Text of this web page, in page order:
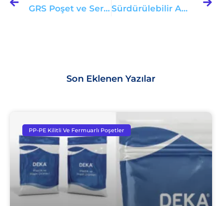
GRS Poşet ve Sertifikası: Sürdürülebilir Geleceğin Temeli Sürdürülebilir Ambalajlar ve Ormanların Korunması: Çevre Dostu Alternatifler
Son Eklenen Yazılar
PP-PE Kilitli Ve Fermuarlı Poşetler